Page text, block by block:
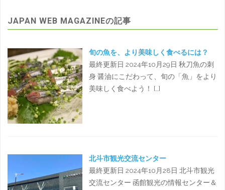
JAPAN WEB MAGAZINEの記事
旬の魚を、より美味しく食べるには？
最終更新日 2024年10月29日 秋刀魚の刺
身 醤油にこだわって、旬の「魚」をより
美味しく食べよう！ […]
北斗市観光交流センター
最終更新日 2024年10月28日 北斗市観光
交流センター 函館観光の情報センター＆